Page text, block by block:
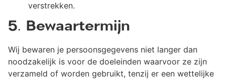
verstrekken.
5. Bewaartermijn
Wij bewaren je persoonsgegevens niet langer dan
noodzakelijk is voor de doeleinden waarvoor ze zijn
verzameld of worden gebruikt, tenzij er een wettelijke